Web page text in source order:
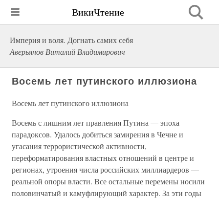
ВикиЧтение
Империя и воля. Догнать самих себя
Аверьянов Виталий Владимирович
Восемь лет путинского иллюзиона
Восемь лет путинского иллюзиона
Восемь с лишним лет правления Путина — эпоха
парадоксов. Удалось добиться замирения в Чечне и
угасания террористической активности,
переформатирования властных отношений в центре и
регионах, утроения числа российских миллиардеров —
реальной опоры власти. Все остальные перемены носили
половинчатый и камуфлирующий характер. За эти годы